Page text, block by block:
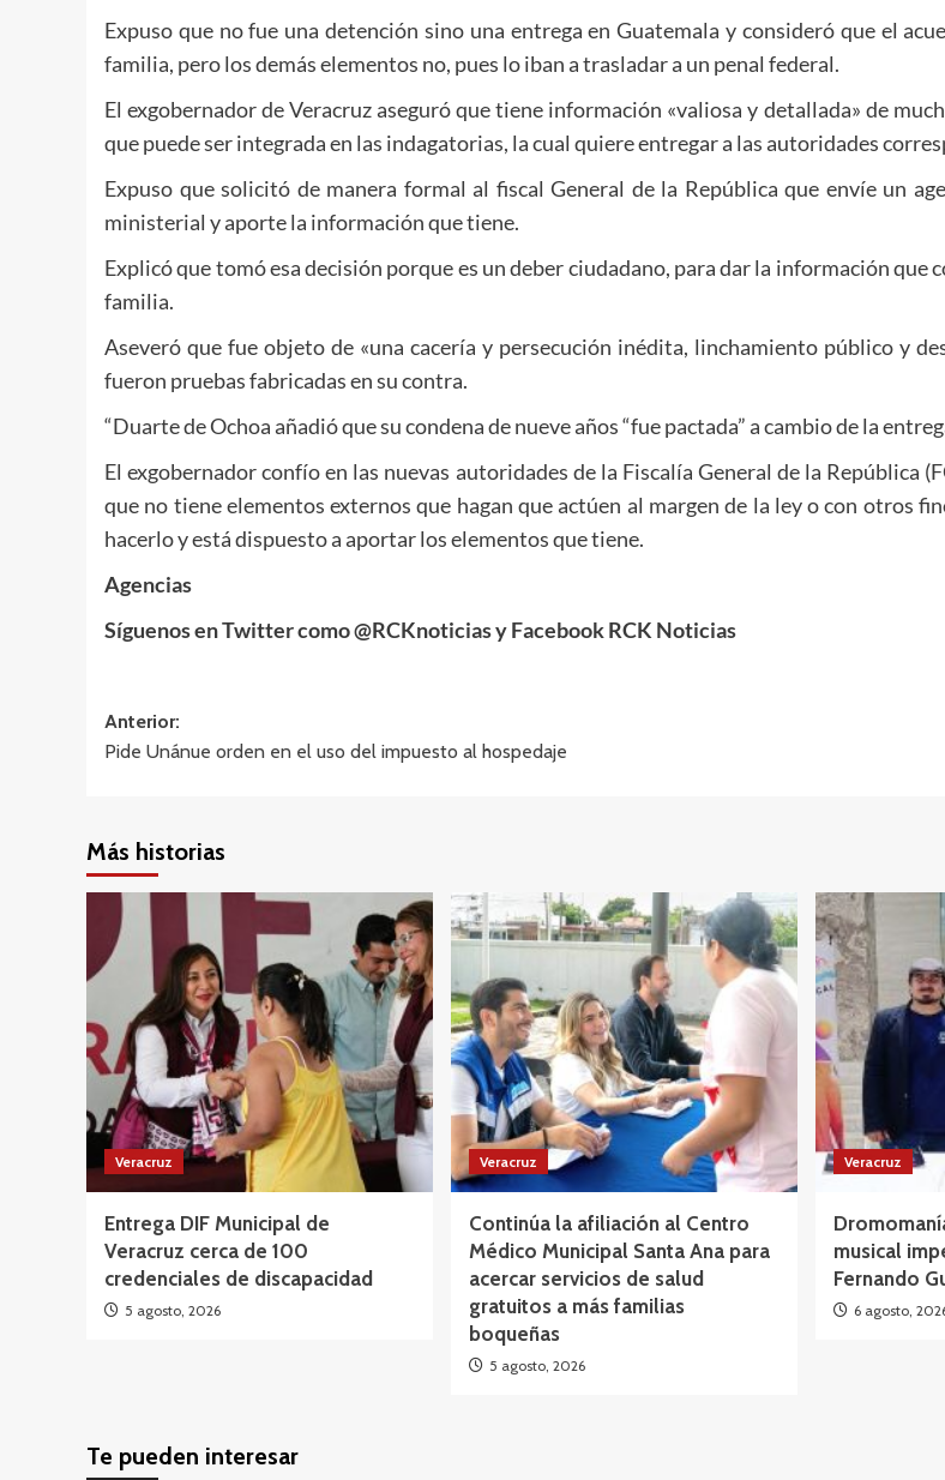
Expuso que no fue una detención sino una entrega en Guatemala y consideró que el
familia, pero los demás elementos no, pues lo iban a trasladar a un penal federal.
El exgobernador de Veracruz aseguró que tiene información «valiosa y detallada» de
que puede ser integrada en las indagatorias, la cual quiere entregar a las autoridades
Expuso que solicitó de manera formal al fiscal General de la República que envíe un
ministerial y aporte la información que tiene.
Explicó que tomó esa decisión porque es un deber ciudadano, para dar la información que
familia.
Aseveró que fue objeto de «una cacería y persecución inédita, linchamiento público y
fueron pruebas fabricadas en su contra.
“Duarte de Ochoa añadió que su condena de nueve años “fue pactada” a cambio de la
El exgobernador confío en las nuevas autoridades de la Fiscalía General de la República
que no tiene elementos externos que hagan que actúen al margen de la ley o con otros
hacerlo y está dispuesto a aportar los elementos que tiene.
Agencias
Síguenos en Twitter como @RCKnoticias y Facebook RCK Noticias
Navegación
de
Anterior:
Pide Unánue orden en el uso del impuesto al hospedaje
Más historias
Veracruz
Entrega DIF Municipal de
Veracruz cerca de 100
credenciales de discapacidad
5 agosto, 2026
Veracruz
Continúa la afiliación al Centro
Médico Municipal Santa Ana para
acercar servicios de salud
gratuitos a más familias
boqueñas
5 agosto, 2026
Veracruz
musical
Fernando
6 agosto,
Te pueden interesar